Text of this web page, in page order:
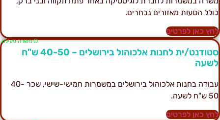
הסעות מאזורים נבחרים.
כאן לפרטים
Ο משרה פעילה
סטודנט/ית לחנות אלכוהול בירושלים – 40-50 ש"ח
עבודה בחנות אלכוהול בירושלים במשמרות חמישי-שישי, שכר 40-
לשעה.
כאן לפרטים